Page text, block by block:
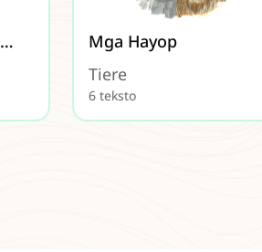
Mga Hayop
Tiere
6 teksto